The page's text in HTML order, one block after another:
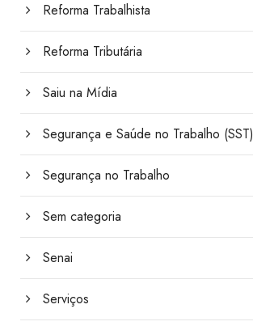
Reforma Trabalhista
Reforma Tributária
Saiu na Mídia
Segurança e Saúde no Trabalho (SST)
Segurança no Trabalho
Sem categoria
Senai
Serviços